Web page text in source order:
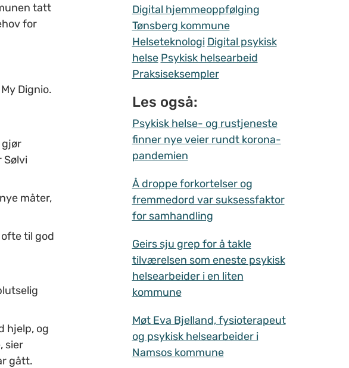
tatt
for
Dignio.
gjør
Sølvi
måter,
til god
hjelp, og
sier
gått.
Digital hjemmeoppfølging
Tønsberg kommune
Helseteknologi Digital psykisk
helse Psykisk helsearbeid
Praksiseksempler
Les også:
Psykisk helse- og rustjeneste
finner nye veier rundt korona-
pandemien
Å droppe forkortelser og
fremmedord var suksessfaktor
for samhandling
Geirs sju grep for å takle
tilværelsen som eneste psykisk
helsearbeider i en liten
kommune
Møt Eva Bjelland, fysioterapeut
og psykisk helsearbeider i
Namsos kommune